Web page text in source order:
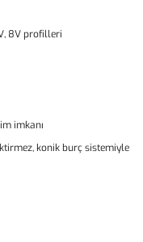
8V profilleri
imkanı
konik burç sistemiyle